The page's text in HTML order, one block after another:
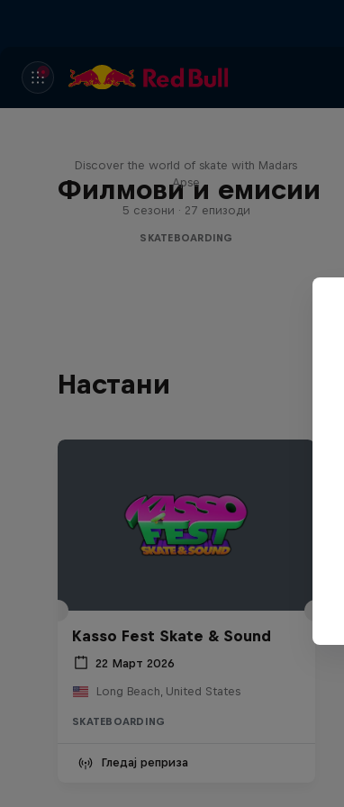
Филмови и емисии
Discover the world of skate with Madars
Apse
5 сезони · 27 епизоди
SKATEBOARDING
Настани
Kasso Fest Skate & Sound
22 Март 2026
Long Beach, United States
SKATEBOARDING
Гледај реприза